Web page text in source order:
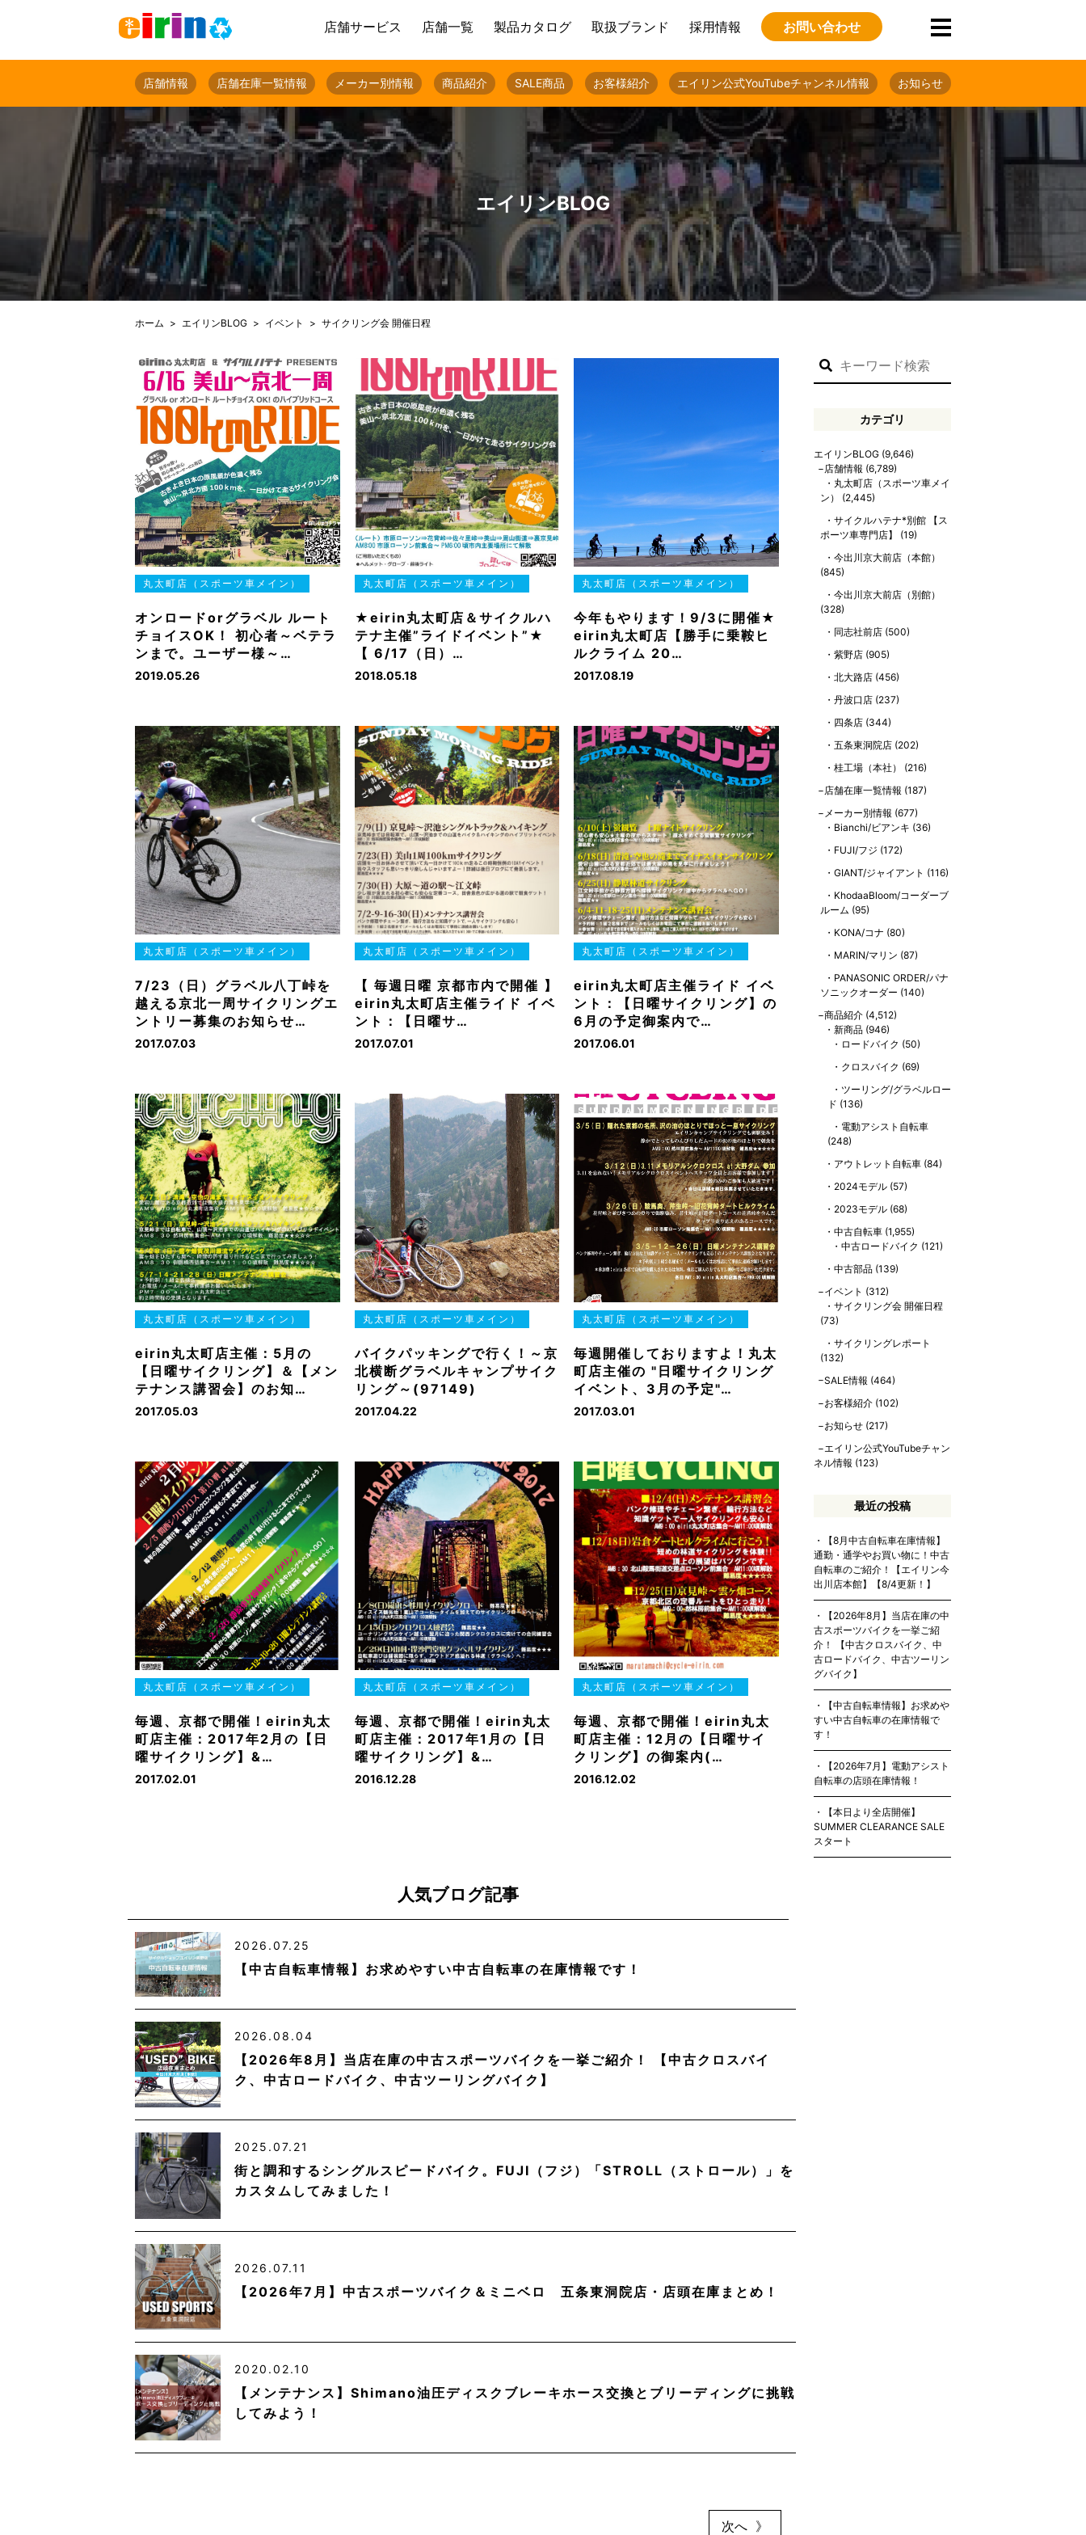
店舗サービス 店舗一覧 製品カタログ 取扱ブランド 採用情報 お問い合わせ
店舗情報 店舗在庫一覧情報 メーカー別情報 商品紹介 SALE商品 お客様紹介 エイリン公式YouTubeチャンネル情報 お知らせ
エイリンBLOG
ホーム エイリンBLOG イベント サイクリング会 開催日程
丸太町店（スポーツ車メイン）
オンロードorグラベル ルート
チョイスOK！ 初心者～ベテラ
ンまで。ユーザー様～…
2019.05.26
丸太町店（スポーツ車メイン）
★eirin丸太町店＆サイクルハ
テナ主催”ライドイベント”★
【 6/17（日）…
2018.05.18
丸太町店（スポーツ車メイン）
今年もやります！9/3に開催★
eirin丸太町店【勝手に乗鞍ヒ
ルクライム 20…
2017.08.19
丸太町店（スポーツ車メイン）
7/23（日）グラベル八丁峠を
越える京北一周サイクリングエ
ントリー募集のお知らせ…
2017.07.03
丸太町店（スポーツ車メイン）
【 毎週日曜 京都市内で開催 】
eirin丸太町店主催ライド イベ
ント：【日曜サ…
2017.07.01
丸太町店（スポーツ車メイン）
eirin丸太町店主催ライド イベ
ント：【日曜サイクリング】の
6月の予定御案内で…
2017.06.01
丸太町店（スポーツ車メイン）
eirin丸太町店主催：5月の
【日曜サイクリング】＆【メン
テナンス講習会】のお知…
2017.05.03
丸太町店（スポーツ車メイン）
バイクパッキングで行く！～京
北横断グラベルキャンプサイク
リング～(97149)
2017.04.22
丸太町店（スポーツ車メイン）
毎週開催しておりますよ！丸太
町店主催の "日曜サイクリング
イベント、3月の予定"…
2017.03.01
丸太町店（スポーツ車メイン）
毎週、京都で開催！eirin丸太
町店主催：2017年2月の【日
曜サイクリング】&…
2017.02.01
丸太町店（スポーツ車メイン）
毎週、京都で開催！eirin丸太
町店主催：2017年1月の【日
曜サイクリング】&…
2016.12.28
丸太町店（スポーツ車メイン）
毎週、京都で開催！eirin丸太
町店主催：12月の【日曜サイ
クリング】の御案内(…
2016.12.02
人気ブログ記事
2026.07.25
【中古自転車情報】お求めやすい中古自転車の在庫情報です！
2026.08.04
【2026年8月】当店在庫の中古スポーツバイクを一挙ご紹介！ 【中古クロスバイ
ク、中古ロードバイク、中古ツーリングバイク】
2025.07.21
街と調和するシングルスピードバイク。FUJI（フジ）「STROLL（ストロール）」を
カスタムしてみました！
2026.07.11
【2026年7月】中古スポーツバイク＆ミニベロ 五条東洞院店・店頭在庫まとめ！
2020.02.10
【メンテナンス】Shimano油圧ディスクブレーキホース交換とブリーディングに挑戦
してみよう！
次へ
カテゴリ
エイリンBLOG (9,646)
店舗情報 (6,789)
丸太町店（スポーツ車メイ
ン）
(2,445)
サイクルハテナ*別館 【ス
ポーツ車専門店】
(19)
今出川京大前店（本館）
(845)
今出川京大前店（別館）
(328)
同志社前店 (500)
紫野店 (905)
北大路店 (456)
丹波口店 (237)
四条店 (344)
五条東洞院店 (202)
桂工場（本社）
(216)
店舗在庫一覧情報 (187)
メーカー別情報 (677)
Bianchi/ビアンキ (36)
FUJI/フジ (172)
GIANT/ジャイアント (116)
KhodaaBloom/コーダーブ
ルーム (95)
KONA/コナ (80)
MARIN/マリン (87)
PANASONIC ORDER/パナ
ソニックオーダー (140)
商品紹介 (4,512)
新商品 (946)
ロードバイク (50)
クロスバイク (69)
ツーリング/グラベルロー
ド (136)
電動アシスト自転車
(248)
アウトレット自転車 (84)
2024モデル (57)
2023モデル (68)
中古自転車 (1,955)
中古ロードバイク (121)
中古部品 (139)
イベント (312)
サイクリング会 開催日程
(73)
サイクリングレポート
(132)
SALE情報 (464)
お客様紹介 (102)
お知らせ (217)
エイリン公式YouTubeチャン
ネル情報 (123)
最近の投稿
【8月中古自転車在庫情報】
通勤・通学やお買い物に！中古
自転車のご紹介！【エイリン今
出川店本館】【8/4更新！】
【2026年8月】当店在庫の中
古スポーツバイクを一挙ご紹
介！ 【中古クロスバイク、中
古ロードバイク、中古ツーリン
グバイク】
【中古自転車情報】お求めや
すい中古自転車の在庫情報で
す！
【2026年7月】電動アシスト
自転車の店頭在庫情報！
【本日より全店開催】
SUMMER CLEARANCE SALE
スタート